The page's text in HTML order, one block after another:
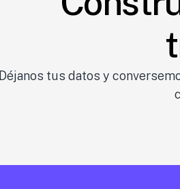
Déjanos tus datos y